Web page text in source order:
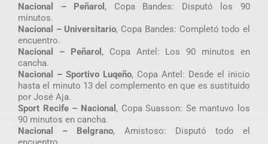
Nacional – Peñarol , Copa Bandes: Disputó los 90
minutos.
Nacional – Universitario, Copa Bandes: Completó todo el
encuentro.
Nacional – Peñarol , Copa Antel: Los 90 minutos en
cancha.
Nacional – Sportivo Luqeño, Copa Antel: Desde el inicio
hasta el minuto 13 del complemento en que es sustituido
por José Aja.
Sport Recife – Nacional , Copa Suasson: Se mantuvo los
90 minutos en cancha.
Nacional – Belgrano, Amistoso: Disputó todo el